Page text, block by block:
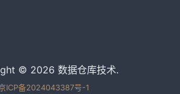
© 2026 数据仓库技术.
ICP备2024043387号-1